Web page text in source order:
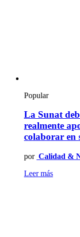
Popular
La Sunat
realmente
colaborar en
por Calidad &
Leer más